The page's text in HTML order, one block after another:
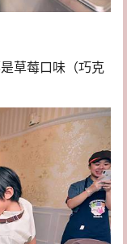
草莓口味（巧克